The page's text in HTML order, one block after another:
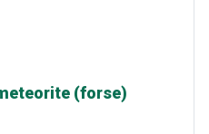
(forse)